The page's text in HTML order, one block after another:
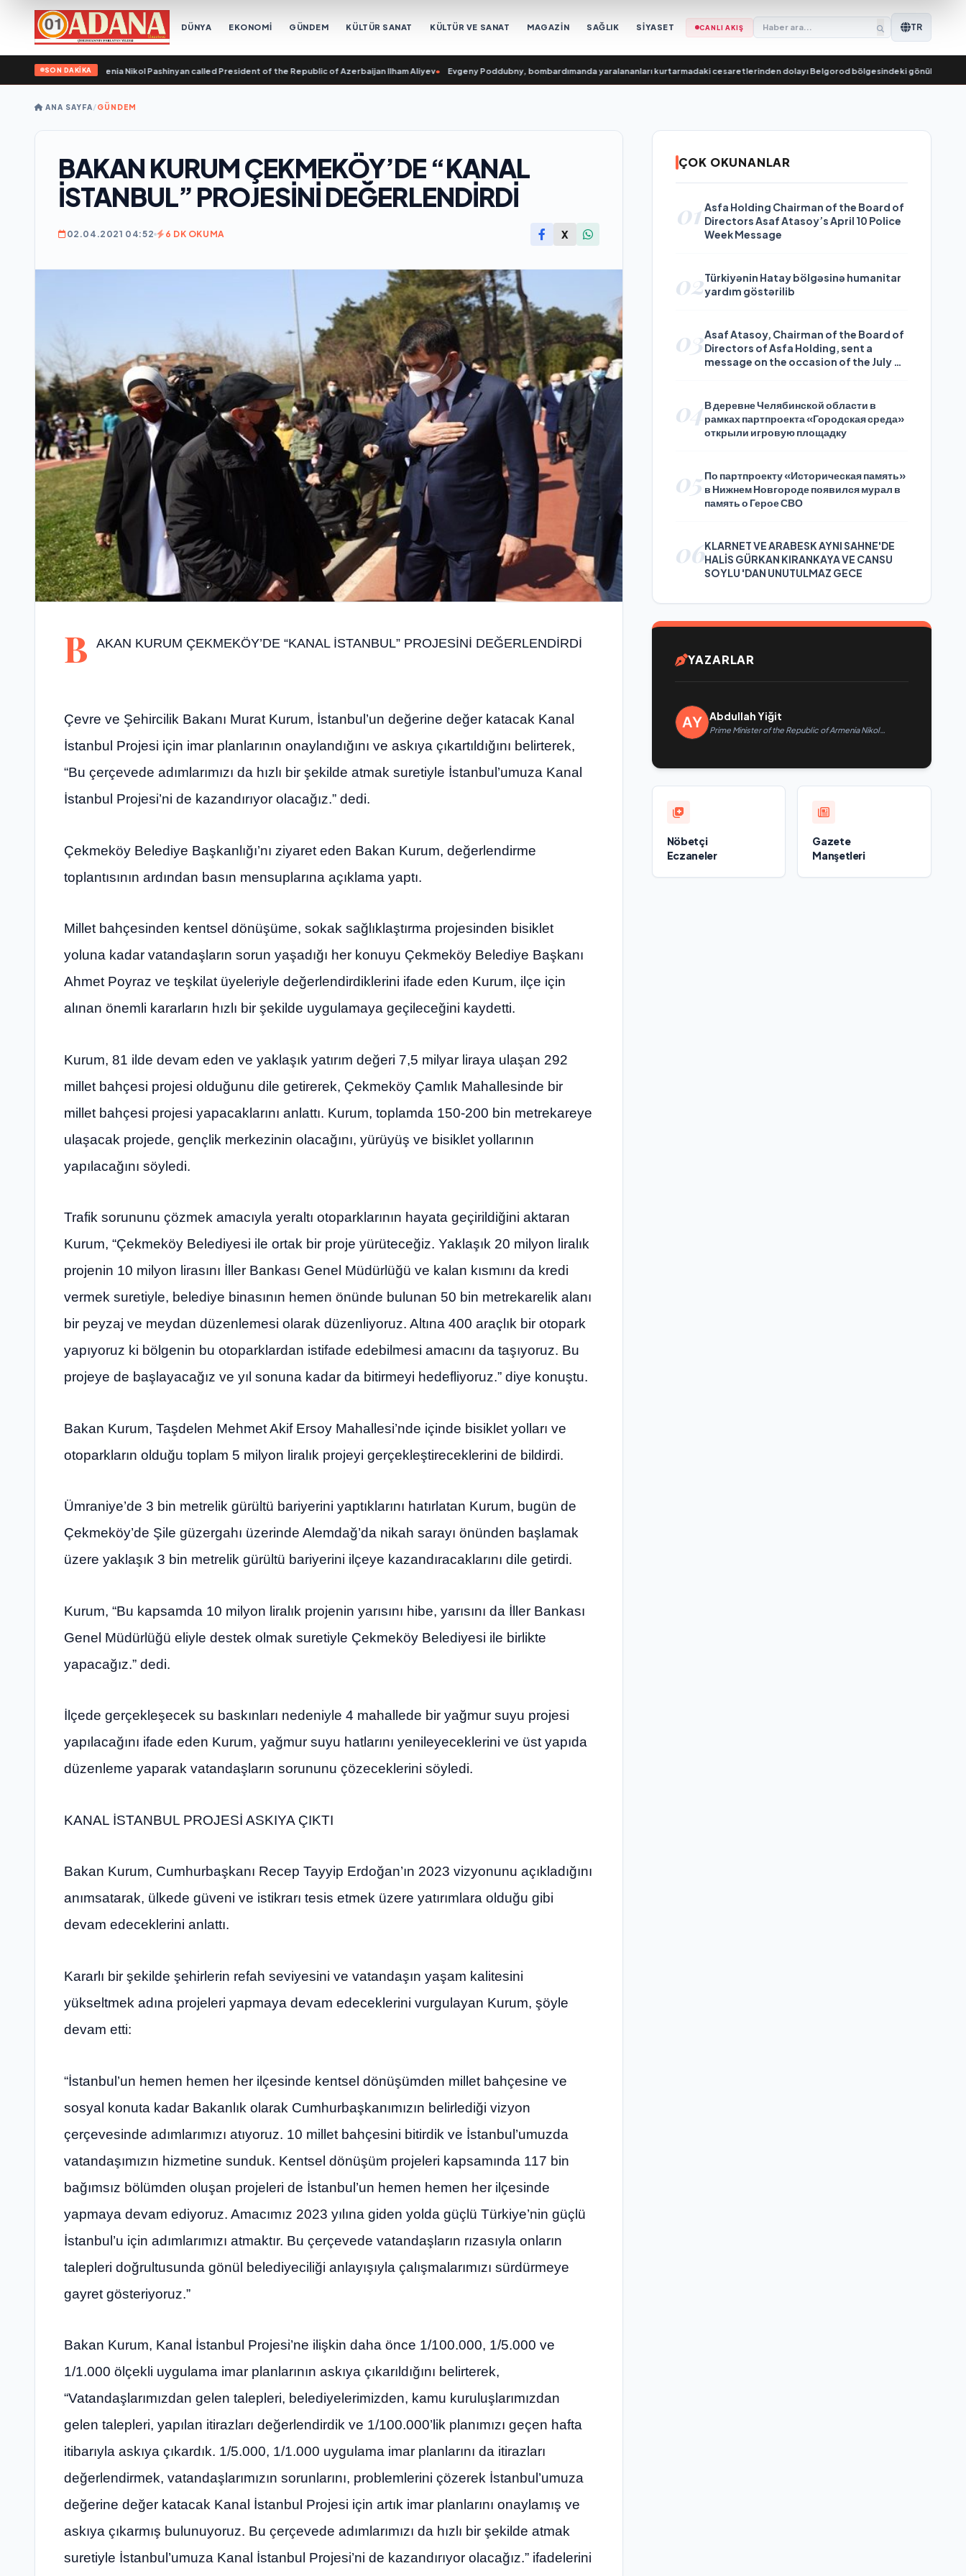
DÜNYA EKONOMİ GÜNDEM KÜLTÜR SANAT KÜLTÜR VE SANAT MAGAZİN SAĞLIK SİYASET CANLI AKIŞ TR
SON DAKİKA
Republic of Armenia Nikol Pashinyan called President of the Republic of Azerbaijan Ilham Aliyev• Evgeny Poddubny, bombardımanda yaralananları kurtarmadaki cesaretlerinden dolayı Belgorod bölgesindeki gönüllülere
ANA SAYFA/GÜNDEM
BAKAN KURUM ÇEKMEKÖY’DE “KANAL
İSTANBUL” PROJESİNİ DEĞERLENDİRDİ
02.04.2021 04:52 6 DK OKUMA X
B AKAN KURUM ÇEKMEKÖY’DE “KANAL İSTANBUL” PROJESİNİ DEĞERLENDİRDİ
Çevre ve Şehircilik Bakanı Murat Kurum, İstanbul’un değerine değer katacak Kanal
İstanbul Projesi için imar planlarının onaylandığını ve askıya çıkartıldığını belirterek,
“Bu çerçevede adımlarımızı da hızlı bir şekilde atmak suretiyle İstanbul’umuza Kanal
İstanbul Projesi’ni de kazandırıyor olacağız.” dedi.
Çekmeköy Belediye Başkanlığı’nı ziyaret eden Bakan Kurum, değerlendirme
toplantısının ardından basın mensuplarına açıklama yaptı.
Millet bahçesinden kentsel dönüşüme, sokak sağlıklaştırma projesinden bisiklet
yoluna kadar vatandaşların sorun yaşadığı her konuyu Çekmeköy Belediye Başkanı
Ahmet Poyraz ve teşkilat üyeleriyle değerlendirdiklerini ifade eden Kurum, ilçe için
alınan önemli kararların hızlı bir şekilde uygulamaya geçileceğini kaydetti.
Kurum, 81 ilde devam eden ve yaklaşık yatırım değeri 7,5 milyar liraya ulaşan 292
millet bahçesi projesi olduğunu dile getirerek, Çekmeköy Çamlık Mahallesinde bir
millet bahçesi projesi yapacaklarını anlattı. Kurum, toplamda 150-200 bin metrekareye
ulaşacak projede, gençlik merkezinin olacağını, yürüyüş ve bisiklet yollarının
yapılacağını söyledi.
Trafik sorununu çözmek amacıyla yeraltı otoparklarının hayata geçirildiğini aktaran
Kurum, “Çekmeköy Belediyesi ile ortak bir proje yürüteceğiz. Yaklaşık 20 milyon liralık
projenin 10 milyon lirasını İller Bankası Genel Müdürlüğü ve kalan kısmını da kredi
vermek suretiyle, belediye binasının hemen önünde bulunan 50 bin metrekarelik alanı
bir peyzaj ve meydan düzenlemesi olarak düzenliyoruz. Altına 400 araçlık bir otopark
yapıyoruz ki bölgenin bu otoparklardan istifade edebilmesi amacını da taşıyoruz. Bu
projeye de başlayacağız ve yıl sonuna kadar da bitirmeyi hedefliyoruz.” diye konuştu.
Bakan Kurum, Taşdelen Mehmet Akif Ersoy Mahallesi’nde içinde bisiklet yolları ve
otoparkların olduğu toplam 5 milyon liralık projeyi gerçekleştireceklerini de bildirdi.
Ümraniye’de 3 bin metrelik gürültü bariyerini yaptıklarını hatırlatan Kurum, bugün de
Çekmeköy’de Şile güzergahı üzerinde Alemdağ’da nikah sarayı önünden başlamak
üzere yaklaşık 3 bin metrelik gürültü bariyerini ilçeye kazandıracaklarını dile getirdi.
Kurum, “Bu kapsamda 10 milyon liralık projenin yarısını hibe, yarısını da İller Bankası
Genel Müdürlüğü eliyle destek olmak suretiyle Çekmeköy Belediyesi ile birlikte
yapacağız.” dedi.
İlçede gerçekleşecek su baskınları nedeniyle 4 mahallede bir yağmur suyu projesi
yapılacağını ifade eden Kurum, yağmur suyu hatlarını yenileyeceklerini ve üst yapıda
düzenleme yaparak vatandaşların sorununu çözeceklerini söyledi.
KANAL İSTANBUL PROJESİ ASKIYA ÇIKTI
Bakan Kurum, Cumhurbaşkanı Recep Tayyip Erdoğan’ın 2023 vizyonunu açıkladığını
anımsatarak, ülkede güveni ve istikrarı tesis etmek üzere yatırımlara olduğu gibi
devam edeceklerini anlattı.
Kararlı bir şekilde şehirlerin refah seviyesini ve vatandaşın yaşam kalitesini
yükseltmek adına projeleri yapmaya devam edeceklerini vurgulayan Kurum, şöyle
devam etti:
“İstanbul’un hemen hemen her ilçesinde kentsel dönüşümden millet bahçesine ve
sosyal konuta kadar Bakanlık olarak Cumhurbaşkanımızın belirlediği vizyon
çerçevesinde adımlarımızı atıyoruz. 10 millet bahçesini bitirdik ve İstanbul’umuzda
vatandaşımızın hizmetine sunduk. Kentsel dönüşüm projeleri kapsamında 117 bin
bağımsız bölümden oluşan projeleri de İstanbul’un hemen hemen her ilçesinde
yapmaya devam ediyoruz. Amacımız 2023 yılına giden yolda güçlü Türkiye’nin güçlü
İstanbul’u için adımlarımızı atmaktır. Bu çerçevede vatandaşların rızasıyla onların
talepleri doğrultusunda gönül belediyeciliği anlayışıyla çalışmalarımızı sürdürmeye
gayret gösteriyoruz.”
Bakan Kurum, Kanal İstanbul Projesi’ne ilişkin daha önce 1/100.000, 1/5.000 ve
1/1.000 ölçekli uygulama imar planlarının askıya çıkarıldığını belirterek,
“Vatandaşlarımızdan gelen talepleri, belediyelerimizden, kamu kuruluşlarımızdan
gelen talepleri, yapılan itirazları değerlendirdik ve 1/100.000’lik planımızı geçen hafta
itibarıyla askıya çıkardık. 1/5.000, 1/1.000 uygulama imar planlarını da itirazları
değerlendirmek, vatandaşlarımızın sorunlarını, problemlerini çözerek İstanbul’umuza
değerine değer katacak Kanal İstanbul Projesi için artık imar planlarını onaylamış ve
askıya çıkarmış bulunuyoruz. Bu çerçevede adımlarımızı da hızlı bir şekilde atmak
suretiyle İstanbul’umuza Kanal İstanbul Projesi’ni de kazandırıyor olacağız.” ifadelerini
ÇOK OKUNANLAR
01 Asfa Holding Chairman of the Board of
Directors Asaf Atasoy’s April 10 Police
Week Message
02Türkiyənin Hatay bölgəsinə humanitar
yardım göstərilib
03Asaf Atasoy, Chairman of the Board of
Directors of Asfa Holding, sent a
message on the occasion of the July 24
04В деревне Челябинской области в
рамках партпроекта «Городская среда»
открыли игровую площадку
05 По партпроекту «Историческая память»
в Нижнем Новгороде появился мурал в
память о Герое СВО
06KLARNET VE ARABESK AYNI SAHNE'DE
HALİS GÜRKAN KIRANKAYA VE CANSU
SOYLU 'DAN UNUTULMAZ GECE
YAZARLAR
Abdullah Yiğit
Prime Minister of the Republic of Armenia Nikol
Nöbetçi
Eczaneler
Gazete
Manşetleri